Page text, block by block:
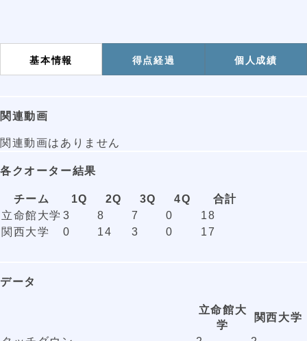
基本情報 得点経過 個人成績
関連動画
関連動画はありません
各クオーター結果
チーム 1Q 2Q 3Q 4Q
合計
立命館大学 3 8 7 0
18
関西大学
0 14 3 0 17
データ
立命館大
学
関西大学